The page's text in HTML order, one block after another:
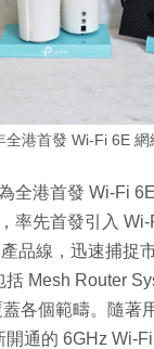
港首發 Wi-Fi 6E 網
全港首發 Wi-Fi
率先首發引入
品線，迅速捕捉
Mesh Router
各個範疇。隨著
通的 6GHz Wi-